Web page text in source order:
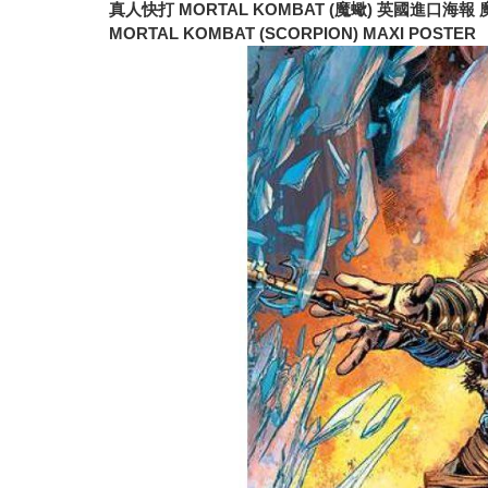
真人快打 MORTAL KOMBAT (魔蠍) 英國進口海報
MORTAL KOMBAT (SCORPION) MAXI POSTER